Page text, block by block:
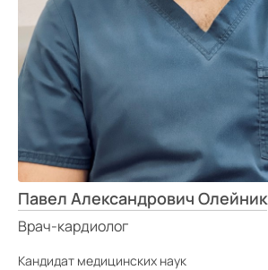
Павел Александрович Олейник
Врач-кардиолог
Кандидат медицинских наук